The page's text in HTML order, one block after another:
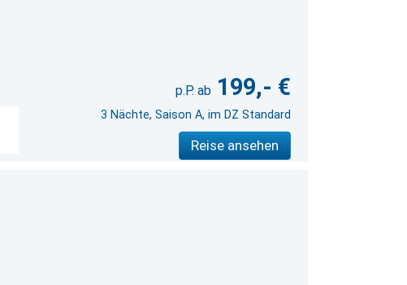
199,- €
3 Nächte, Saison A, im DZ Standard
Reise ansehen